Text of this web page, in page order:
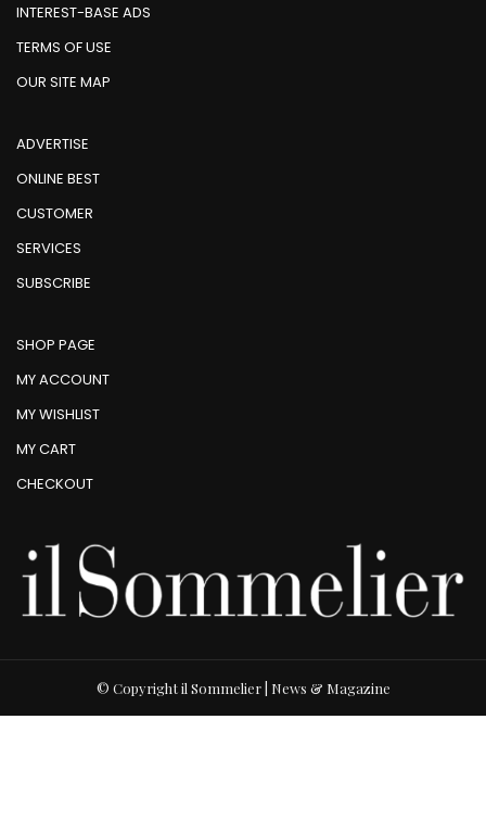
INTEREST-BASE ADS
TERMS OF USE
OUR SITE MAP
ADVERTISE
ONLINE BEST
CUSTOMER
SERVICES
SUBSCRIBE
SHOP PAGE
MY ACCOUNT
MY WISHLIST
MY CART
CHECKOUT
© Copyright il Sommelier | News & Magazine